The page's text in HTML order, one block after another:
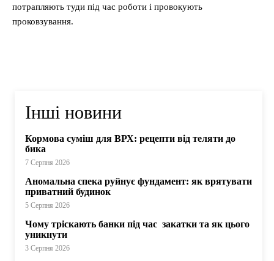
потрапляють туди під час роботи і провокують
проковзування.
Інші новини
Кормова суміш для ВРХ: рецепти від теляти до
бика
7 Серпня 2026
Аномальна спека руйнує фундамент: як врятувати
приватний будинок
5 Серпня 2026
Чому тріскають банки під час закатки та як цього
уникнути
3 Серпня 2026